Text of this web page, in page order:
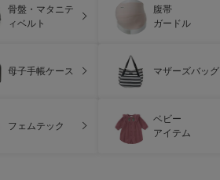
骨盤・マタニテ
ィベルト
腹帯
ガードル
母子手帳ケース マザーズバッグ
フェムテック
ベビー
アイテム